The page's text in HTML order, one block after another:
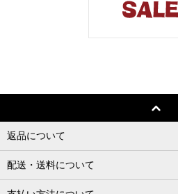
返品について
配送・送料について